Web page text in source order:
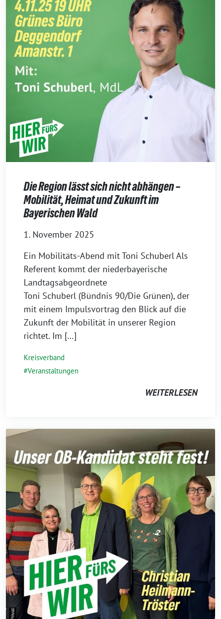
Die Region lässt sich nicht abhängen –
Mobilität, Heimat und Zukunft im
Bayerischen Wald
1. November 2025
Ein Mobilitäts-Abend mit Toni Schuberl Als
Referent kommt der niederbayerische
Landtagsabgeordnete
Toni Schuberl (Bündnis 90/Die Grünen), der
mit einem Impulsvortrag den Blick auf die
Zukunft der Mobilität in unserer Region
richtet. Im […]
Kreisverband
Veranstaltungen
WEITERLESEN